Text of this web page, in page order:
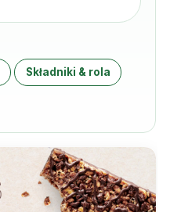
Składniki & rola